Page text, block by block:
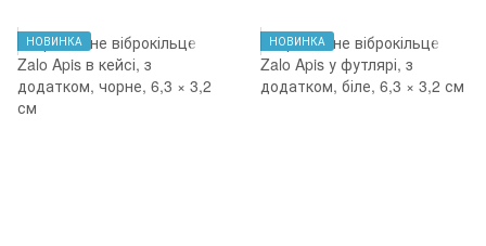
НОВИНКА НОВИНКА